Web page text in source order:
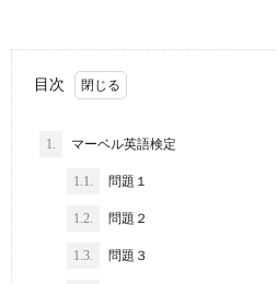
目次
1. マーベル英語検定
1.1. 問題１
1.2. 問題２
1.3. 問題３